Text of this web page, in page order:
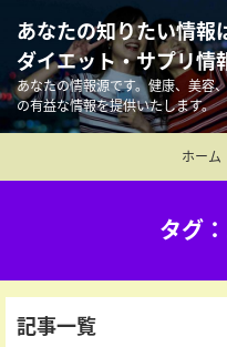
あなたの知りたい情報
ダイエット・サプリ情
あなたの情報源です。健康、美容
の有益な情報を提供いたします。
ホーム
タグ
記事一覧